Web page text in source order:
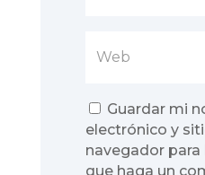
Guardar mi
electrónico y
navegador
que haga un